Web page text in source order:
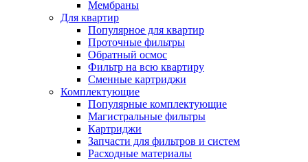
Мембраны
Для квартир
Популярное для квартир
Проточные фильтры
Обратный осмос
Фильтр на всю квартиру
Сменные картриджи
Комплектующие
Популярные комплектующие
Магистральные фильтры
Картриджи
Запчасти для фильтров и систем
Расходные материалы